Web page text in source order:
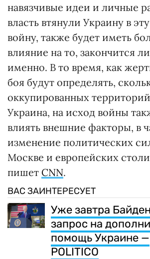
навязчивые идеи и личные
власть втянули Украину в
войну, также будет иметь
влияние на то, закончится
именно. В то время, как
боя будут определять,
оккупированных
Украина, на исход войны
влиять внешние факторы, в
изменение политических
Москве и европейских
пишет CNN.
ВАС ЗАИНТЕРЕСУЕТ
Уже завтра
запрос на
помощь Украине —
POLITICO